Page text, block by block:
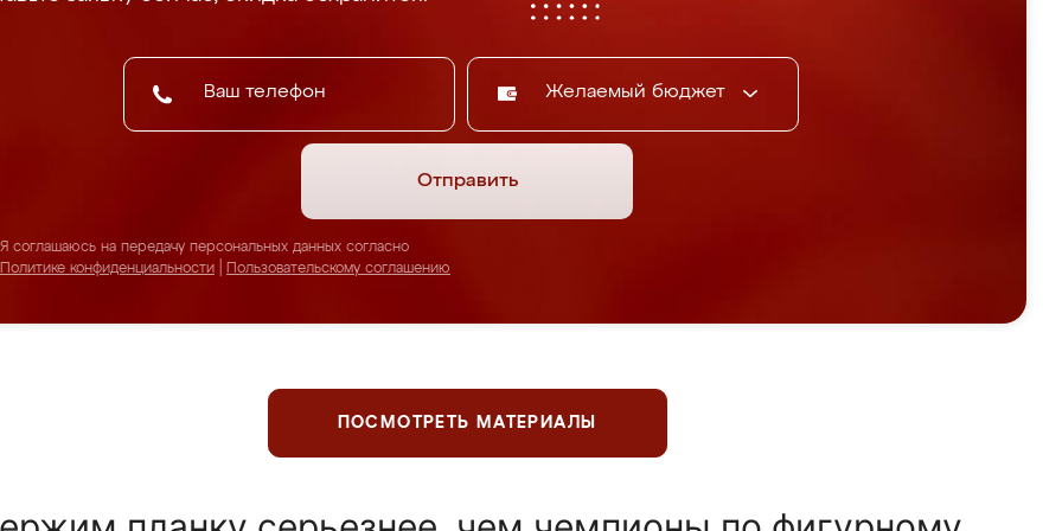
Желаемый бюджет
Отправить
Я соглашаюсь на передачу персональных данных согласно
Политике конфиденциальности
Пользовательскому соглашению
ПОСМОТРЕТЬ МАТЕРИАЛЫ